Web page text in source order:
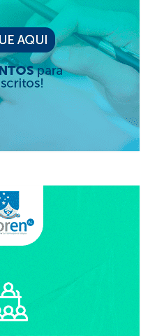
Profissional